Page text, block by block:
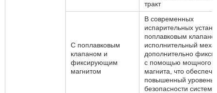
тракт
С поплавковым
клапаном и
фиксирующим
магнитом
В современных
испарительных
поплавковым
исполнительный
дополнительно
с помощью мощного
магнита, что
повышенный уровень
безопасности системы